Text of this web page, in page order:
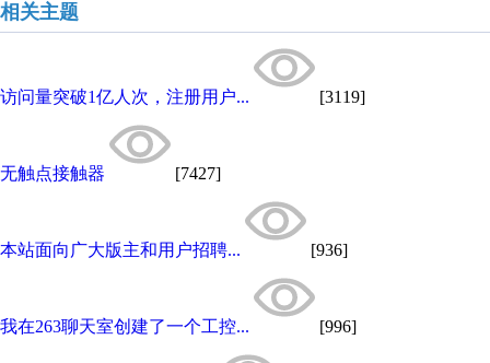
相关主题
访问量突破1亿人次，注册用户... [3119]
无触点接触器 [7427]
本站面向广大版主和用户招聘... [936]
我在263聊天室创建了一个工控... [996]